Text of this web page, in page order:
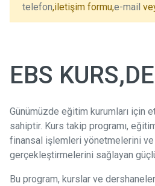
telefon,iletişim formu,e-mail
EBS
Günümüzde eğitim kurumları için
sahiptir. Kurs takip programı,
finansal işlemleri yönetmelerini
gerçekleştirmelerini sağlayan
Bu program, kurslar ve